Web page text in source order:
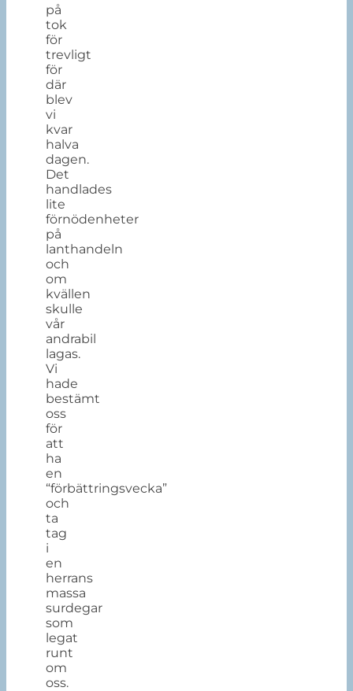
på
tok
för
trevligt
för
där
blev
vi
kvar
halva
dagen.
Det
handlades
lite
förnödenheter
på
lanthandeln
och
om
kvällen
skulle
vår
andrabil
lagas.
Vi
hade
bestämt
oss
för
att
ha
en
“förbättringsvecka”
och
ta
tag
i
en
herrans
massa
surdegar
som
legat
runt
om
oss.